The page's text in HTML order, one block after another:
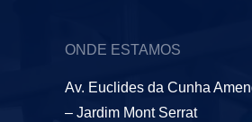
ONDE ESTAMOS
Av. Euclides da Cunha
– Jardim Mont Serrat